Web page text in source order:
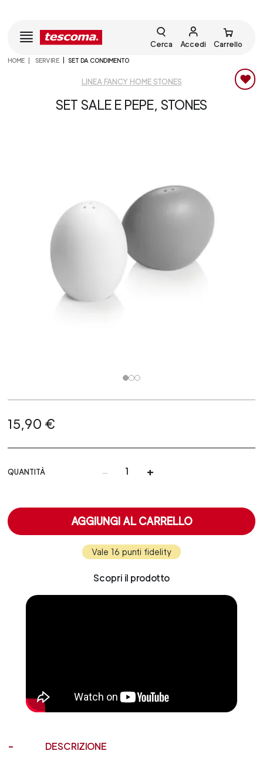
Cerca Accedi Carrello
HOME SERVIRE SET DA CONDIMENTO
LINEA FANCY HOME STONES
SET SALE E PEPE, STONES
15,90 €
QUANTITÀ - +
AGGIUNGI AL CARRELLO
Vale 16 punti fidelity
Scopri il prodotto
DESCRIZIONE